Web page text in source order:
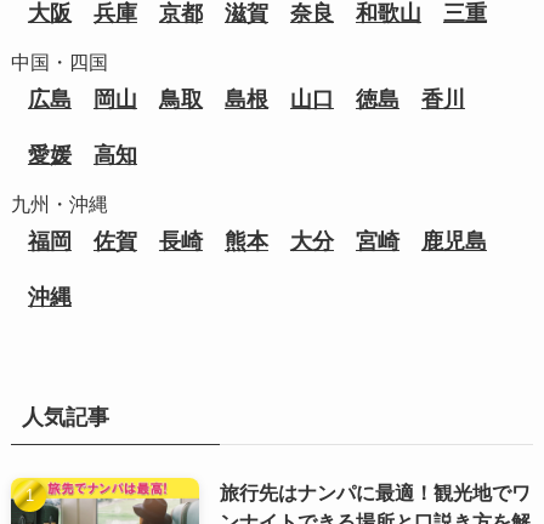
大阪 兵庫 京都 滋賀 奈良 和歌山 三重
中国・四国
広島 岡山 鳥取 島根 山口 徳島 香川
愛媛 高知
九州・沖縄
福岡 佐賀 長崎 熊本 大分 宮崎 鹿児島
沖縄
人気記事
旅行先はナンパに最適！観光地でワ